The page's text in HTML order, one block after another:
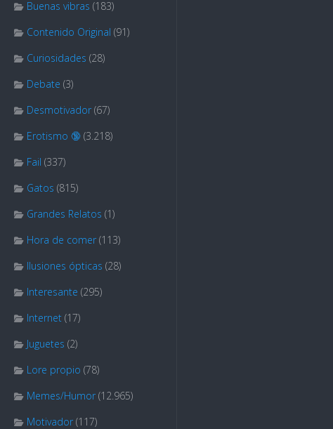
Buenas vibras (183)
Contenido Original (91)
Curiosidades (28)
Debate (3)
Desmotivador (67)
Erotismo 🔞 (3.218)
Fail (337)
Gatos (815)
Grandes Relatos (1)
Hora de comer (113)
Ilusiones ópticas (28)
Interesante (295)
Internet (17)
Juguetes (2)
Lore propio (78)
Memes/Humor (12.965)
Motivador (117)